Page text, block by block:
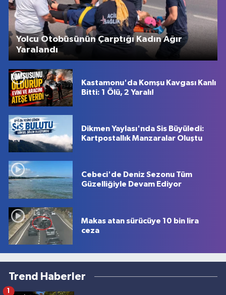
Yolcu Otobüsünün Çarptığı Kadın Ağır
Yaralandı
Kastamonu'da Komşu Kavgası Kanlı
Bitti: 1 Ölü, 2 Yaralı!
Dikmen Yaylası'nda Sis Büyüledi:
Kartpostallık Manzaralar Oluştu
Cebeci'de Deniz Sezonu Tüm
Güzelliğiyle Devam Ediyor
Makas atan sürücüye 10 bin lira
ceza
Trend Haberler
1